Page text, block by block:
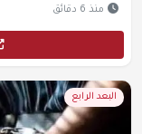
منذ 6 دقائق
البعد الرابع